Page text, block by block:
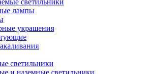
светильники
лампы
украшения
светильники
и наземные светильники